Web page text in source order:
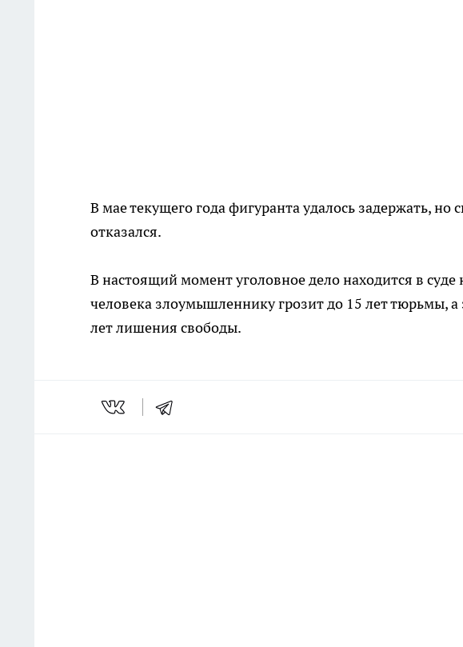
В мае текущего года фигуранта удалось задержать,
отказался.
В настоящий момент уголовное дело находится в
человека злоумышленнику грозит до 15 лет тюрьмы,
лет лишения свободы.